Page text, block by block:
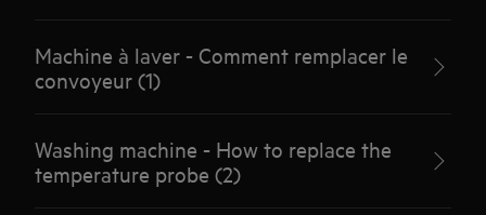
Machine à laver - Comment remplacer le
convoyeur (1)
Washing machine - How to replace the
temperature probe (2)